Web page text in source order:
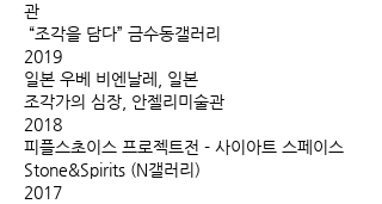
관
“조각을 담다” 금수동갤러리
2019
일본 우베 비엔날레, 일본
조각가의 심장, 안젤리미술관
2018
피플스초이스 프로젝트전 - 사이아트 스페이스
Stone&Spirits (N갤러리)
2017